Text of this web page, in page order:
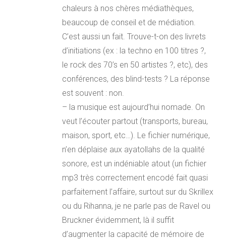
chaleurs à nos chères médiathèques,
beaucoup de conseil et de médiation.
C’est aussi un fait. Trouve-t-on des livrets
d’initiations (ex : la techno en 100 titres ?,
le rock des 70’s en 50 artistes ?, etc), des
conférences, des blind-tests ? La réponse
est souvent : non.
– la musique est aujourd’hui nomade. On
veut l’écouter partout (transports, bureau,
maison, sport, etc…). Le fichier numérique,
n’en déplaise aux ayatollahs de la qualité
sonore, est un indéniable atout (un fichier
mp3 très correctement encodé fait quasi
parfaitement l’affaire, surtout sur du Skrillex
ou du Rihanna, je ne parle pas de Ravel ou
Bruckner évidemment, là il suffit
d’augmenter la capacité de mémoire de